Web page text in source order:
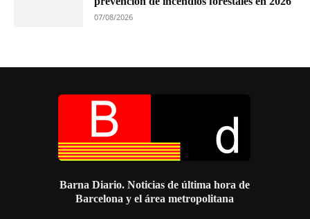
07/08/2026
Barna Diario. Noticias de última hora de
Barcelona y el área metropolitana